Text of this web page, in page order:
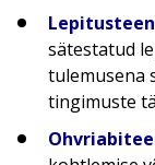
sätestatud
tulemusena
tingimuste